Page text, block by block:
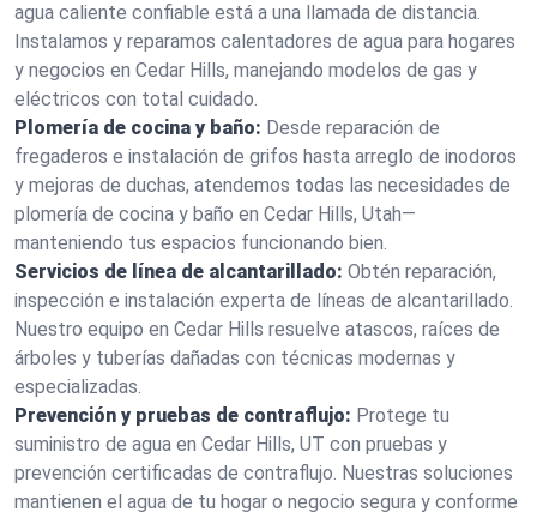
agua caliente confiable está a una llamada de distancia.
Instalamos y reparamos calentadores de agua para hogares
y negocios en Cedar Hills, manejando modelos de gas y
eléctricos con total cuidado.
Plomería de cocina y baño: Desde reparación de
fregaderos e instalación de grifos hasta arreglo de inodoros
y mejoras de duchas, atendemos todas las necesidades de
plomería de cocina y baño en Cedar Hills, Utah—
manteniendo tus espacios funcionando bien.
Servicios de línea de alcantarillado: Obtén reparación,
inspección e instalación experta de líneas de alcantarillado.
Nuestro equipo en Cedar Hills resuelve atascos, raíces de
árboles y tuberías dañadas con técnicas modernas y
especializadas.
Prevención y pruebas de contraflujo: Protege tu
suministro de agua en Cedar Hills, UT con pruebas y
prevención certificadas de contraflujo. Nuestras soluciones
mantienen el agua de tu hogar o negocio segura y conforme